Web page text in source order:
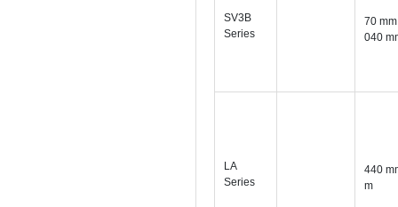
SV3B
Series
70
040
LA
Series
440
m